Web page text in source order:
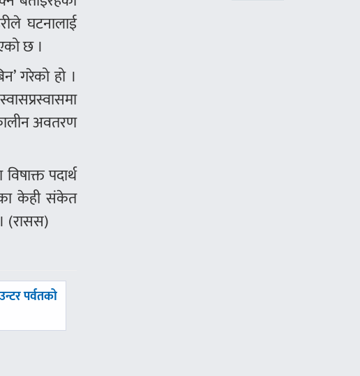
घटनालाई
छ ।
गरेको हो ।
अवतरण
पदार्थ
केही संकेत
(रासस)
पर्वतको